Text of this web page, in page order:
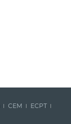
СЕМ
ECPT